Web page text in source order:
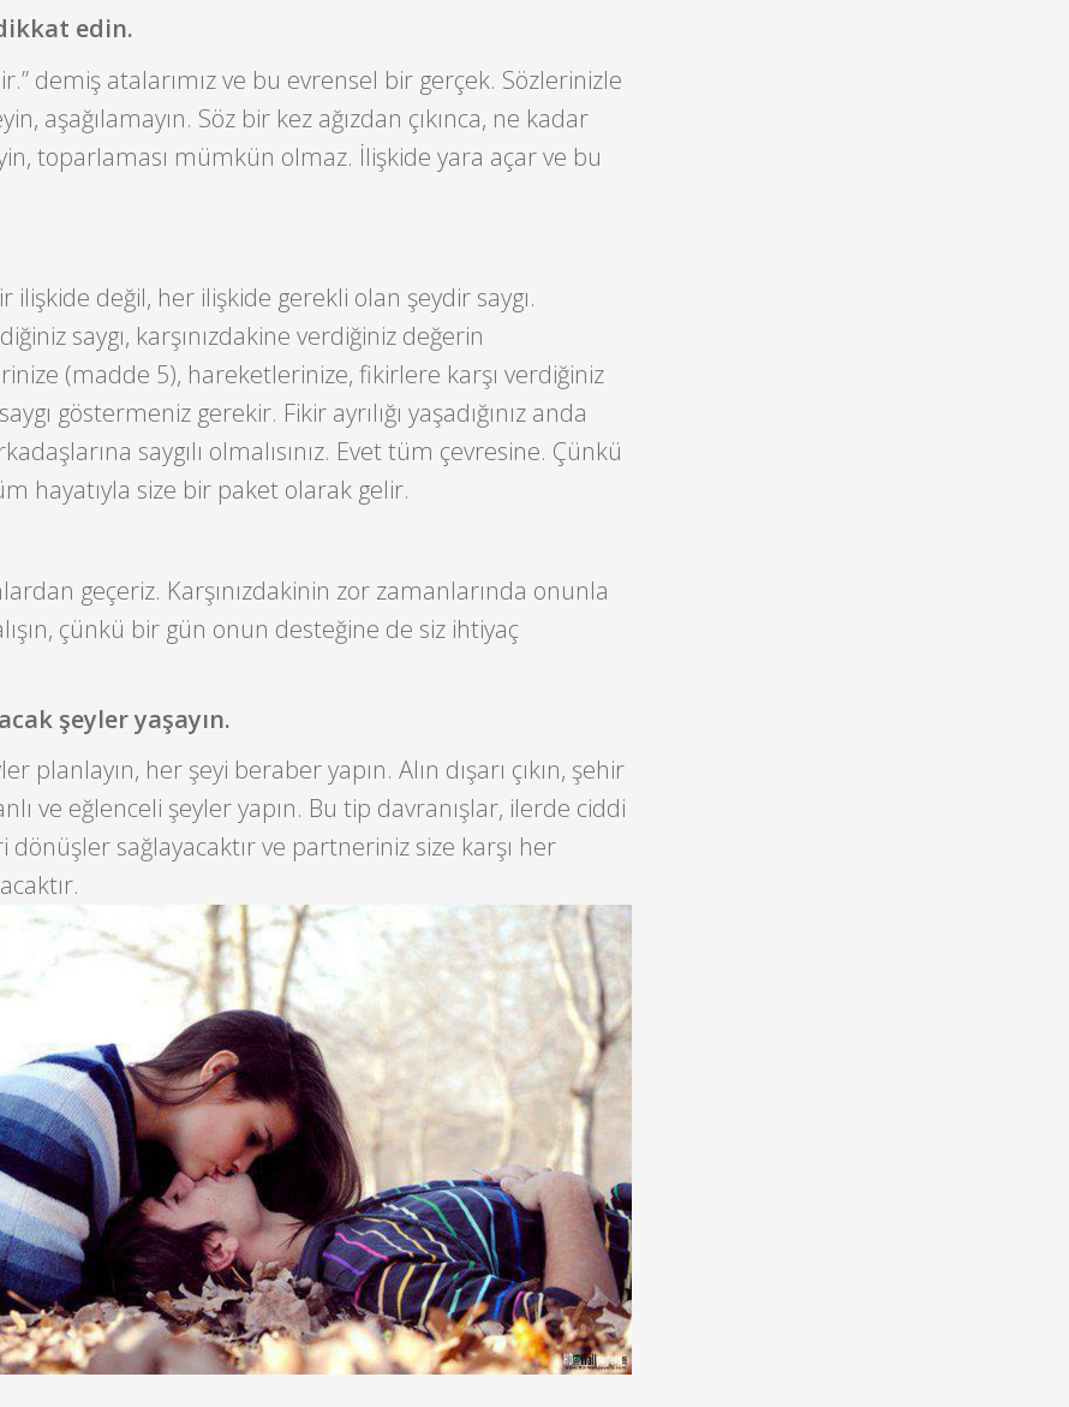
edin.
demiş atalarımız ve bu evrensel bir gerçek. Sözlerinizle
aşağılamayın. Söz bir kez ağızdan çıkınca, ne kadar
toparlaması mümkün olmaz. İlişkide yara açar ve bu
ilişkide değil, her ilişkide gerekli olan şeydir saygı.
saygı, karşınızdakine verdiğiniz değerin
(madde 5), hareketlerinize, fikirlere karşı verdiğiniz
göstermeniz gerekir. Fikir ayrılığı yaşadığınız anda
saygılı olmalısınız. Evet tüm çevresine. Çünkü
hayatıyla size bir paket olarak gelir.
geçeriz. Karşınızdakinin zor zamanlarında onunla
çünkü bir gün onun desteğine de siz ihtiyaç
şeyler yaşayın.
planlayın, her şeyi beraber yapın. Alın dışarı çıkın, şehir
ve eğlenceli şeyler yapın. Bu tip davranışlar, ilerde ciddi
sağlayacaktır ve partneriniz size karşı her